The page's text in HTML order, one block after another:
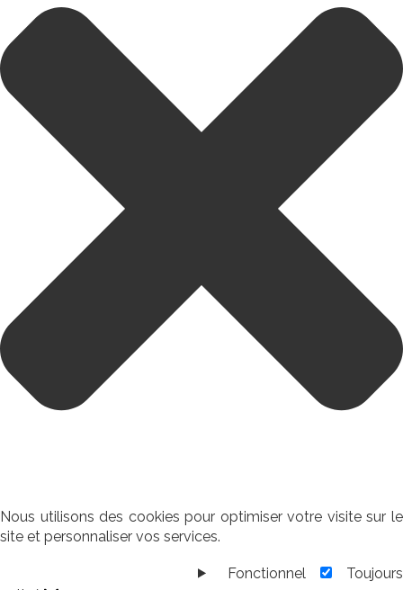
Nous utilisons des cookies pour optimiser votre visite sur le
site et personnaliser vos services.
Fonctionnel
Toujours